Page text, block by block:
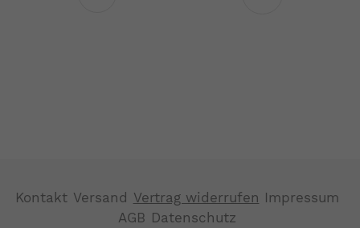
Kontakt Versand Vertrag widerrufen Impressum
AGB Datenschutz